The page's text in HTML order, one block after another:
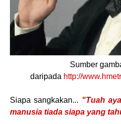
Sumber
daripada http://
Siapa sangkakan... "Tuah
manusia tiada siapa yang